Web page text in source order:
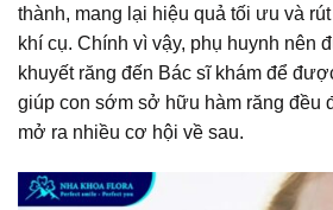
thành, mang lại hiệu quả tối ưu và
khí cụ. Chính vì vậy, phụ huynh nên
khuyết răng đến Bác sĩ khám để
giúp con sớm sở hữu hàm răng đều
mở ra nhiều cơ hội về sau.